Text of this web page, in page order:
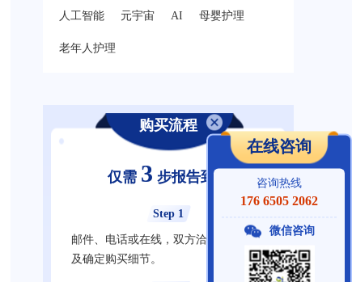
在线咨询
咨询热线
176 6505 2062
微信咨询
人工智能 元宇宙 AI 母婴护理
老年人护理
购买流程
仅需 3 步报告到手
Step 1
邮件、电话或在线，双方洽谈明确需求
及确定购买细节。